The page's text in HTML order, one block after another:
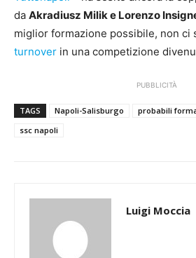
da Akradiusz Milik e Lorenzo
miglior formazione possibile, non ci
turnover in una competizione
PUBBLICITÀ
TAGS Napoli-Salisburgo
probabili
ssc napoli
Luigi Moccia